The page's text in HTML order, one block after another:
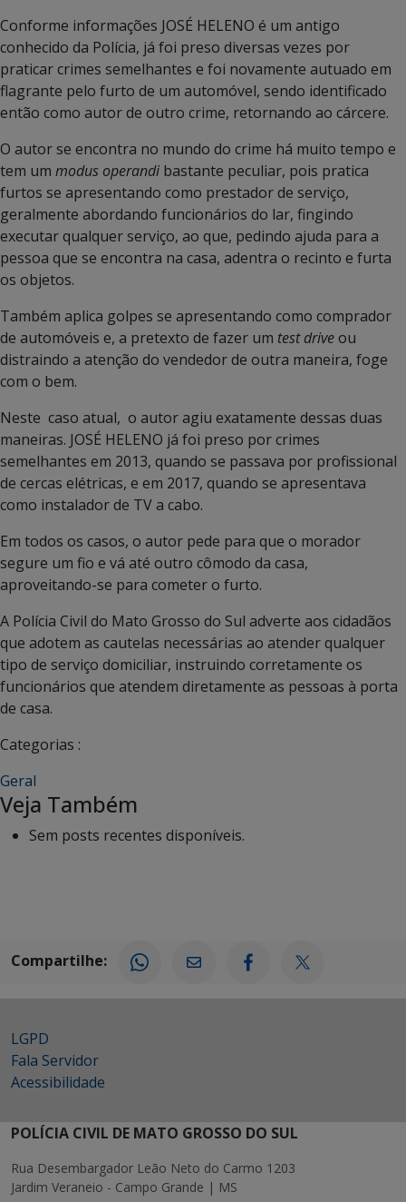
Conforme informações JOSÉ HELENO é um antigo
conhecido da Polícia, já foi preso diversas vezes por
praticar crimes semelhantes e foi novamente autuado em
flagrante pelo furto de um automóvel, sendo identificado
então como autor de outro crime, retornando ao cárcere.
O autor se encontra no mundo do crime há muito tempo e
tem um modus operandi bastante peculiar, pois pratica
furtos se apresentando como prestador de serviço,
geralmente abordando funcionários do lar, fingindo
executar qualquer serviço, ao que, pedindo ajuda para a
pessoa que se encontra na casa, adentra o recinto e furta
os objetos.
Também aplica golpes se apresentando como comprador
de automóveis e, a pretexto de fazer um test driveou
distraindo a atenção do vendedor de outra maneira, foge
com o bem.
Neste caso atual, o autor agiu exatamente dessas duas
maneiras. JOSÉ HELENO já foi preso por crimes
semelhantes em 2013, quando se passava por profissional
de cercas elétricas, e em 2017, quando se apresentava
como instalador de TV a cabo.
Em todos os casos, o autor pede para que o morador
segure um fio e vá até outro cômodo da casa,
aproveitando-se para cometer o furto.
A Polícia Civil do Mato Grosso do Sul adverte aos cidadãos
que adotem as cautelas necessárias ao atender qualquer
tipo de serviço domiciliar, instruindo corretamente os
funcionários que atendem diretamente as pessoas à porta
de casa.
Categorias :
Geral
Veja Também
Sem posts recentes disponíveis.
Compartilhe:
LGPD
Fala Servidor
Acessibilidade
POLÍCIA CIVIL DE MATO GROSSO DO SUL
Rua Desembargador Leão Neto do Carmo 1203
Jardim Veraneio - Campo Grande | MS